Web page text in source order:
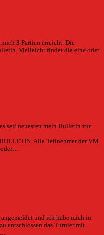
3 Partien erreicht. Die
Vielleicht findet die eine oder
seit neuesten mein Bulletin zur
Alle Teilnehmer der VM
oder…
und ich habe mich in
entschlossen das Turnier mit